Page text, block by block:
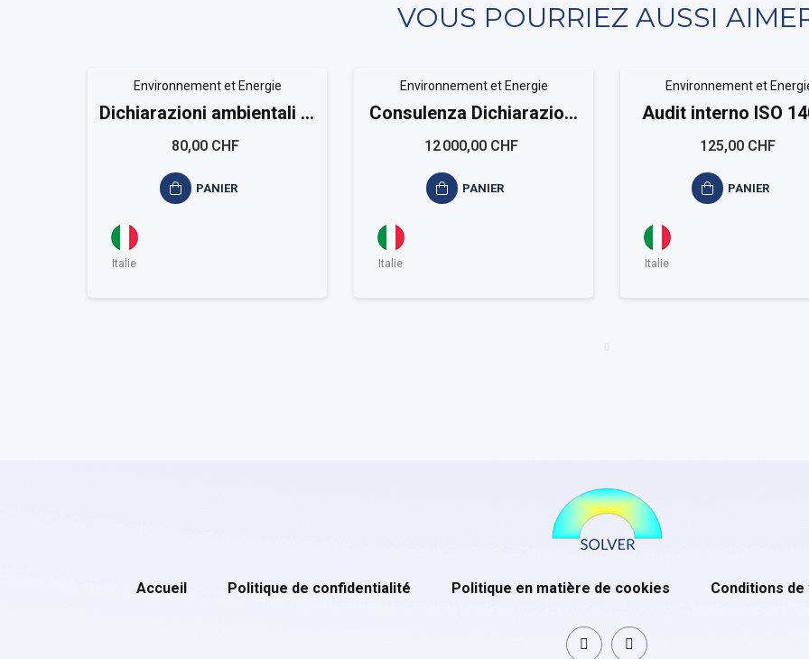
VOUS POURRIEZ AUSSI
Environnement et Energie
Dichiarazioni ambientali di
prodotto ISO 14020-
14021-14024-14025
80,00 CHF
PANIER
Italie
Environnement et Energie
Consulenza Dichiarazioni
ambientale ISO 14024
12 000,00 CHF
PANIER
Italie
Environnement et
Audit interno ISO
125,00 CHF
PANIER
Italie
Accueil Politique de confidentialité Politique en matière de cookies Conditions de